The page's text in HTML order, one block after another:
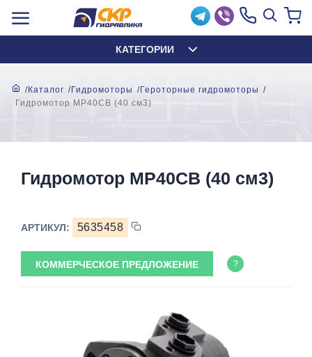
КАТЕГОРИИ
Каталог Гидромоторы
Героторные гидромоторы
Гидромотор MP40СВ (40 см3)
Гидромотор MP40СВ (40 см3)
АРТИКУЛ: 5635458
КОММЕРЧЕСКОЕ ПРЕДЛОЖЕНИЕ ?